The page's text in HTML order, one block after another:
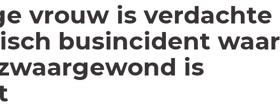
vrouw is verdachte
busincident waar
is